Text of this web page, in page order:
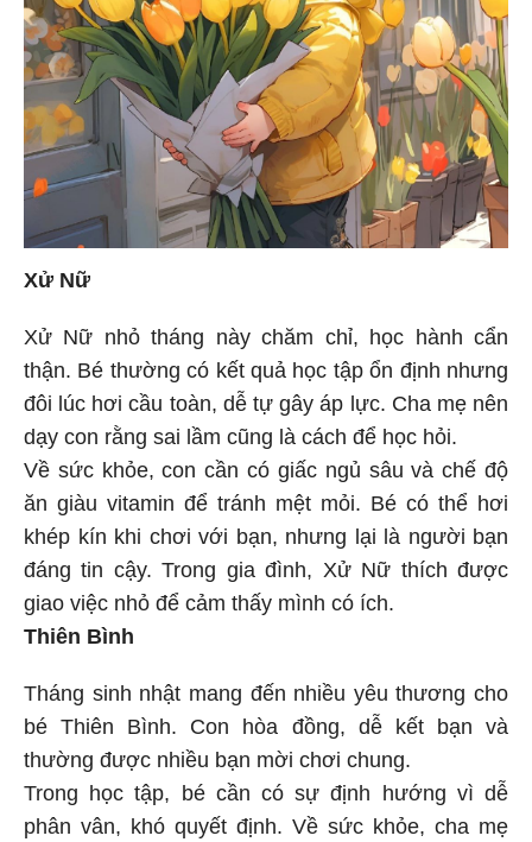
Xử Nữ
Xử Nữ nhỏ tháng này chăm chỉ, học hành cẩn
thận. Bé thường có kết quả học tập ổn định nhưng
đôi lúc hơi cầu toàn, dễ tự gây áp lực. Cha mẹ nên
dạy con rằng sai lầm cũng là cách để học hỏi.
Về sức khỏe, con cần có giấc ngủ sâu và chế độ
ăn giàu vitamin để tránh mệt mỏi. Bé có thể hơi
khép kín khi chơi với bạn, nhưng lại là người bạn
đáng tin cậy. Trong gia đình, Xử Nữ thích được
giao việc nhỏ để cảm thấy mình có ích.
Thiên Bình
Tháng sinh nhật mang đến nhiều yêu thương cho
bé Thiên Bình. Con hòa đồng, dễ kết bạn và
thường được nhiều bạn mời chơi chung.
Trong học tập, bé cần có sự định hướng vì dễ
phân vân, khó quyết định. Về sức khỏe, cha mẹ